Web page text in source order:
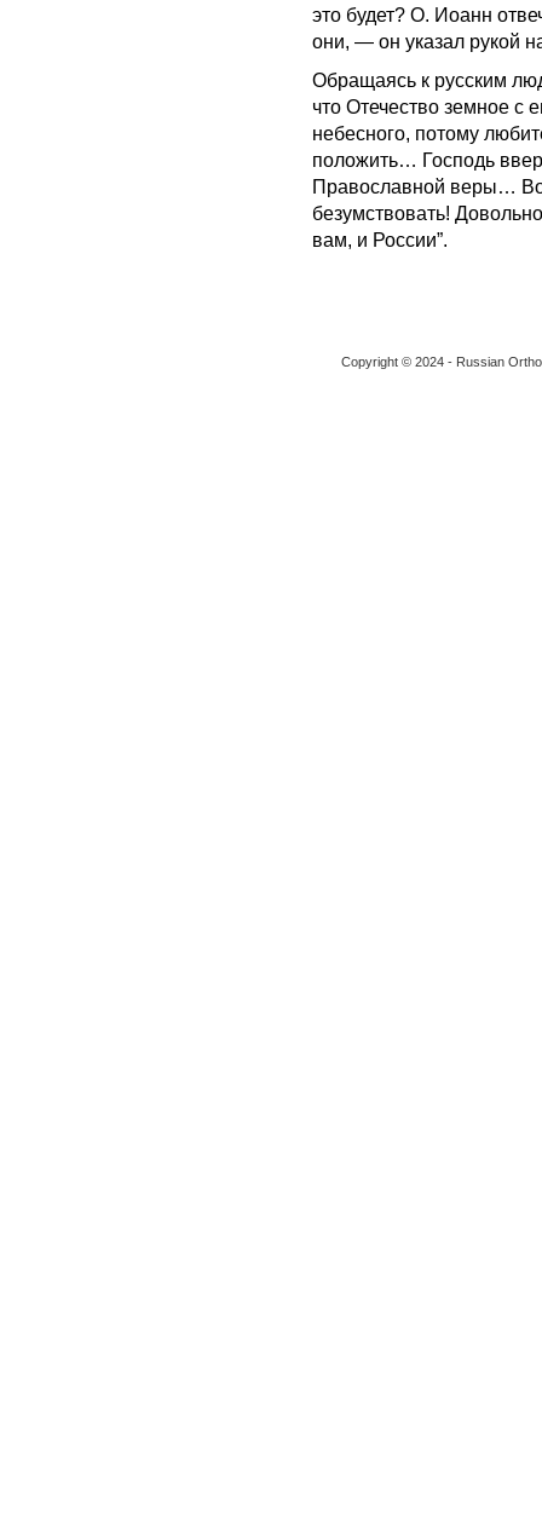
это будет? О. Иоанн
они, — он указал рукой
Обращаясь к русским
что Отечество земное с
небесного, потому
положить… Господь
Православной веры…
безумствовать!
вам, и России”.
Copyright © 2024 - Russian